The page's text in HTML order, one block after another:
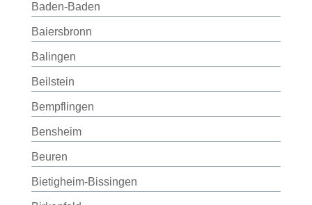
Baden-Baden
Baiersbronn
Balingen
Beilstein
Bempflingen
Bensheim
Beuren
Bietigheim-Bissingen